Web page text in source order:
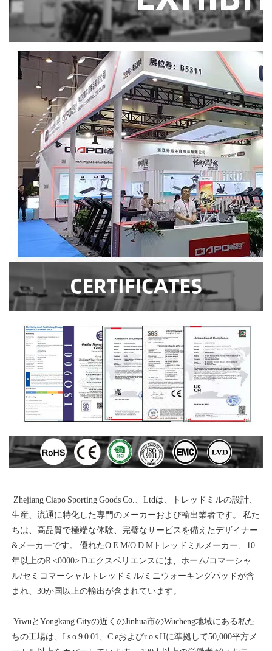
生産、流通に特化した専門のメーカーおよび輸出業者です。 私た
ちは、高品質で極端な体験、完璧なサービスを備えたデザイナー
&メーカーです。 優れたO E M/O D Mトレッドミルメーカー、10
年以上のR <0000> Dエクスペリエンスには、ホーム/コマーシャ
ル/セミコマーシャルトレッドミル/ミニウォーキングパッドが含
ちの工場は、I s o 9 0 01、C eおよびr o s Hに準拠して50,000平方メ